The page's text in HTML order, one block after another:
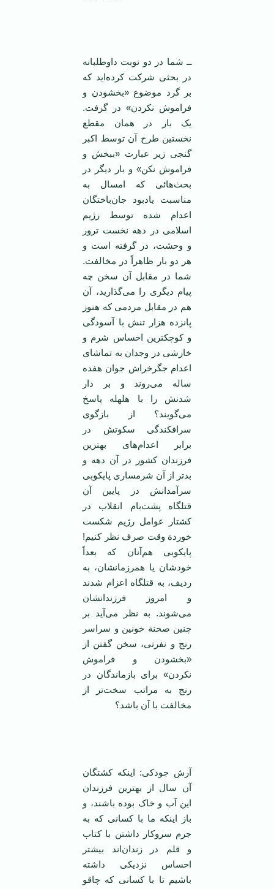
ــ شما در دو نوبت داوطلبانه
در بحثی شرکت کرده‌اید که
بر گرد موضوع «بخشودن و
فراموش نکردن» در گرفت.
یک بار در‌‌ همان مقطع
نخستین طرح آن توسط اکبر
گنجی زیر عبارت «ببخش و
فراموش نکن» و بار دیگر در
بحث‌هائی که امسال به
مناسبت یادبود جان‌باختگان
اعدام شده توسط رژیم
اسلامی در دهه نخست ترور
و وحشت، در گرفته است و
هر دو بار ظاهراً در مخالفت.
شما در مقابل آن سخن چه
پیام دیگری را می‌گذارید، آن
هم در مقابل مردمی که هنوز
پانزده هزار تنش با آسودگی
و کوچکترین احساس شرم و
خارشی در وجدان به تماشای
اعدام جگرخراش جوان هفده
ساله می‌روند و بر دار
شدنش را با هلهله پاسخ
می‌گویند؟ از بازگوی
سرافکندگی سکوتش در
برابر اعدام‌های بهترین
فرزندان کشور در آن دهه و
بد‌تر از آن شرمساری پایکوبی
سرآمدانش در پایین آن
قتلگاه پشت‌بام انقلاب در
کشتار عوامل رژیم شکست
خوردة وقت صرف نظر کنیم!
پایکوبی هم‌آنان که بعداً
خودشان یا همرزمانشان، به
ردیف، به قتلگاه اعزام شدند
و امروز فرزندانشان
می‌شوند. به نظر می‌آید بر
چنین صحنة خونین و سراسر
رنج و نفرتی، سخن گفتن از
«بخشودن و فراموش
نکردن» برای بازماندگان در
رنج به مراتب سخت‌تر از
مخالفت با آن باشد؟
آرش جودکی: اینکه کشتگان
آن سال از بهترین فرزندان
این آب و خاک بوده باشند، و
باز اینکه ما با کسانی که به
جرم سر‌و‌کار داشتن با کتاب
و قلم در زندان‌اند بیشتر
احساس نزدیکی داشته
باشیم تا با کسانی که چاقو